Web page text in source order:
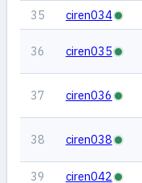
35
ciren034
36 ciren035
37 ciren036
38 ciren038
39
ciren042